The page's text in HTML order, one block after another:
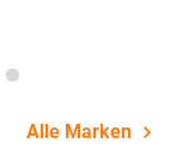
Alle Marken